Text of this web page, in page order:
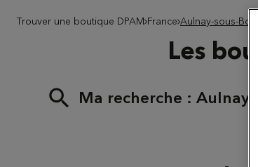
Trouver une boutique DPAM France Aulnay-sous-Bois
Les
Ma recherche : Aulnay-